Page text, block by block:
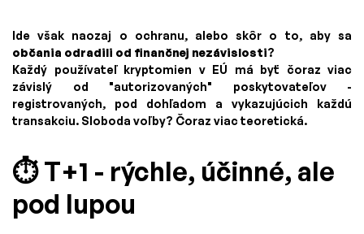
Ide však naozaj o ochranu, alebo skôr o to, aby sa
občania odradili od finančnej nezávislosti?
Každý používateľ kryptomien v EÚ má byť čoraz viac
závislý od "autorizovaných" poskytovateľov -
registrovaných, pod dohľadom a vykazujúcich každú
transakciu. Sloboda voľby? Čoraz viac teoretická.
⏱️ T+1 - rýchle, účinné, ale
pod lupou